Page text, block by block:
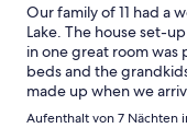
Our family of 11 had a
Lake. The house set-
in one great room
beds and the
made up when we
to cool off, as it was a
Aufenthalt von 7 Nächten